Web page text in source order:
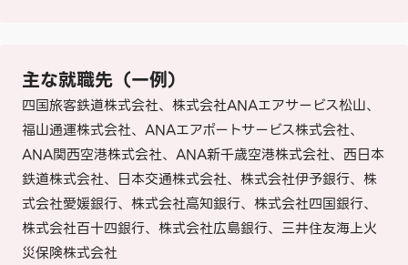
主な就職先（一例）
四国旅客鉄道株式会社、株式会社ANAエアサービス松山、
福山通運株式会社、ANAエアポートサービス株式会社、
ANA関西空港株式会社、ANA新千歳空港株式会社、西日本
鉄道株式会社、日本交通株式会社、株式会社伊予銀行、株
式会社愛媛銀行、株式会社高知銀行、株式会社四国銀行、
株式会社百十四銀行、株式会社広島銀行、三井住友海上火
災保険株式会社